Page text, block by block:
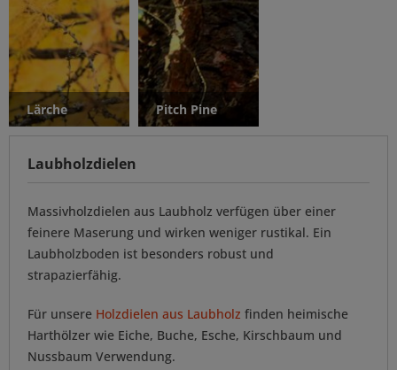
Lärche Pitch Pine
Laubholzdielen
Massivholzdielen aus Laubholz verfügen über einer
feinere Maserung und wirken weniger rustikal. Ein
Laubholzboden ist besonders robust und
strapazierfähig.
Für unsere Holzdielen aus Laubholz finden heimische
Harthölzer wie Eiche, Buche, Esche, Kirschbaum und
Nussbaum Verwendung.